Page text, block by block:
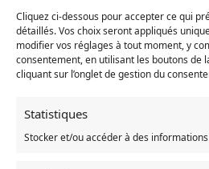
Cliquez ci-dessous pour accepter ce qui
détaillés. Vos choix seront appliqués
modifier vos réglages à tout moment, y
consentement, en utilisant les boutons de
cliquant sur l’onglet de gestion du
Statistiques
Stocker et/ou accéder à des
Pour plus de modèles, jetez un œil à
Totoro. Toute une catégorie de la
auxvêtements Mon Voisin Totoro. Ne
nosarticles de toute sorte sur ce
UGS :